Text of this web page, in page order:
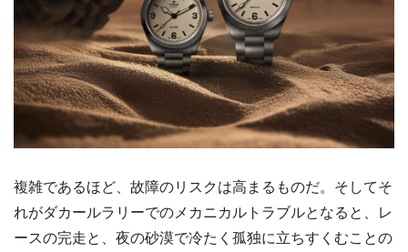
複雑であるほど、故障のリスクは高まるものだ。そしてそ
れがダカールラリーでのメカニカルトラブルとなると、レ
ースの完走と、夜の砂漠で冷たく孤独に立ちすくむことの